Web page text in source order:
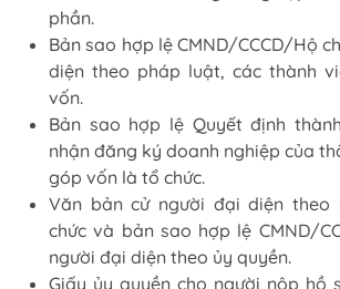
phần.
Bản sao hợp lệ CMND/CCCD/Hộ
diện theo pháp luật, các thành
vốn.
Bản sao hợp lệ Quyết định
nhận đăng ký doanh nghiệp của
góp vốn là tổ chức.
Văn bản cử người đại diện theo
chức và bản sao hợp lệ CMND/
người đại diện theo ủy quyền.
Giấy ủy quyền cho người nộp hồ